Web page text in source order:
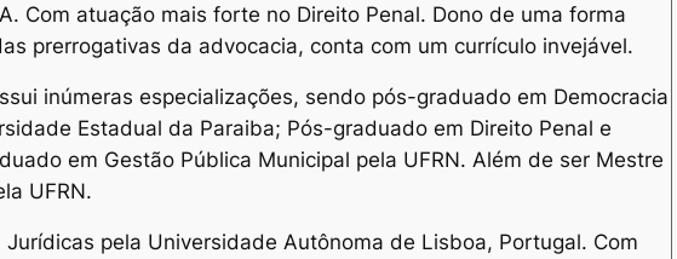
Com atuação mais forte no Direito Penal. Dono de uma forma
prerrogativas da advocacia, conta com um currículo invejável.
inúmeras especializações, sendo pós-graduado em Democracia
Estadual da Paraiba; Pós-graduado em Direito Penal e
em Gestão Pública Municipal pela UFRN. Além de ser Mestre
UFRN.
pela Universidade Autônoma de Lisboa, Portugal. Com